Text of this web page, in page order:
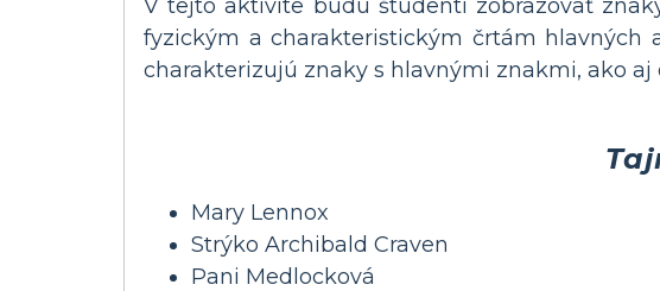
V tejto aktivite budú študenti zobrazovať
fyzickým a charakteristickým črtám hlavných
charakterizujú znaky s hlavnými znakmi, ako aj
Mary Lennox
Strýko Archibald Craven
Pani Medlocková